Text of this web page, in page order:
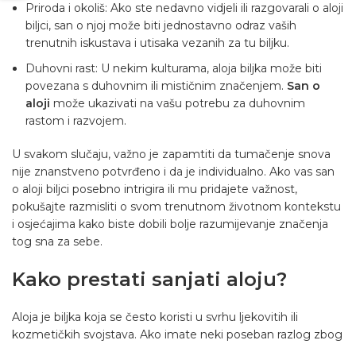
Priroda i okoliš: Ako ste nedavno vidjeli ili razgovarali o aloji
biljci, san o njoj može biti jednostavno odraz vaših
trenutnih iskustava i utisaka vezanih za tu biljku.
Duhovni rast: U nekim kulturama, aloja biljka može biti
povezana s duhovnim ili mističnim značenjem. San o
aloji može ukazivati na vašu potrebu za duhovnim
rastom i razvojem.
U svakom slučaju, važno je zapamtiti da tumačenje snova
nije znanstveno potvrđeno i da je individualno. Ako vas san
o aloji biljci posebno intrigira ili mu pridajete važnost,
pokušajte razmisliti o svom trenutnom životnom kontekstu
i osjećajima kako biste dobili bolje razumijevanje značenja
tog sna za sebe.
Kako prestati sanjati aloju?
Aloja je biljka koja se često koristi u svrhu ljekovitih ili
kozmetičkih svojstava. Ako imate neki poseban razlog zbog